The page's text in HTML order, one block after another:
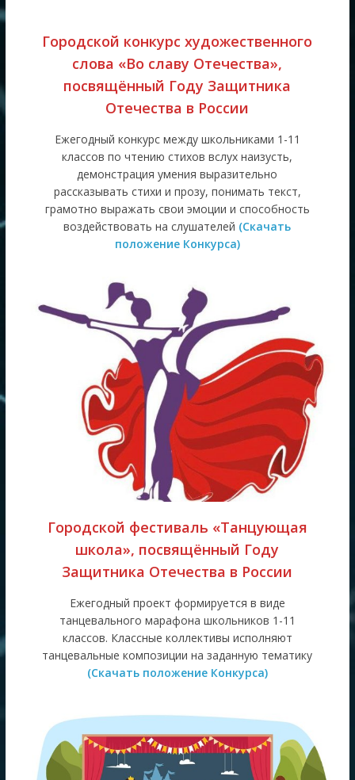
Городской конкурс художественного
слова «Во славу Отечества»,
посвящённый Году Защитника
Отечества в России
Ежегодный конкурс между школьниками 1-11
классов по чтению стихов вслух наизусть,
демонстрация умения выразительно
рассказывать стихи и прозу, понимать текст,
грамотно выражать свои эмоции и способность
воздействовать на слушателей (Скачать
положение Конкурса)
Городской фестиваль «Танцующая
школа», посвящённый Году
Защитника Отечества в России
Ежегодный проект формируется в виде
танцевального марафона школьников 1-11
классов. Классные коллективы исполняют
танцевальные композиции на заданную тематику
(Скачать положение Конкурса)